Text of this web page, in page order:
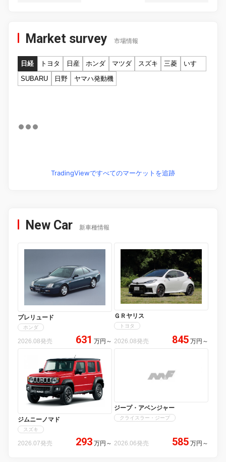
Market survey 市場情報
日経 トヨタ 日産 ホンダ マツダ スズキ 三菱
いすゞ
SUBARU
日野 ヤマハ発動機
TradingViewですべてのマーケットを追跡
New Car 新車種情報
プレリュード
ホンダ
2026.08発売 631 万円 ～
ＧＲヤリス
トヨタ
2026.08発売 845 万円 ～
ジムニーノマド
スズキ
2026.07発売 293 万円 ～
ジープ・アベンジャー
クライスラー・ジープ
2026.06発売 585 万円 ～